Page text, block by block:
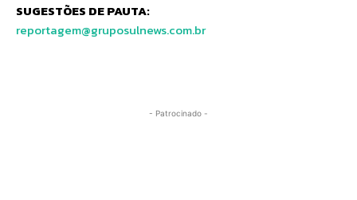
SUGESTÕES DE PAUTA:
reportagem@gruposulnews.com.br
- Patrocinado -